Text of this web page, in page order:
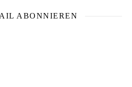
ABONNIEREN